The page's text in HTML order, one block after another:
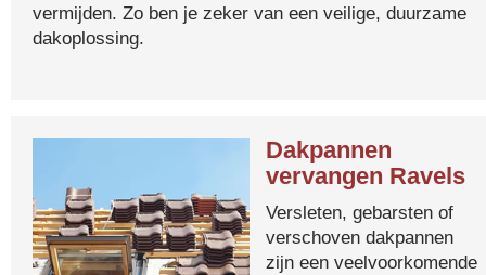
vermijden. Zo ben je zeker van een veilige, duurzame
dakoplossing.
Dakpannen
vervangen Ravels
Versleten, gebarsten of
verschoven dakpannen
zijn een veelvoorkomende